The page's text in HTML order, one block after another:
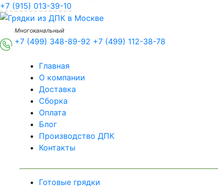
+7 (915) 013-39-10
Многоканальный
+7 (499) 348-89-92 +7 (499) 112-38-78
Главная
О компании
Доставка
Сборка
Оплата
Блог
Производство ДПК
Контакты
Готовые грядки